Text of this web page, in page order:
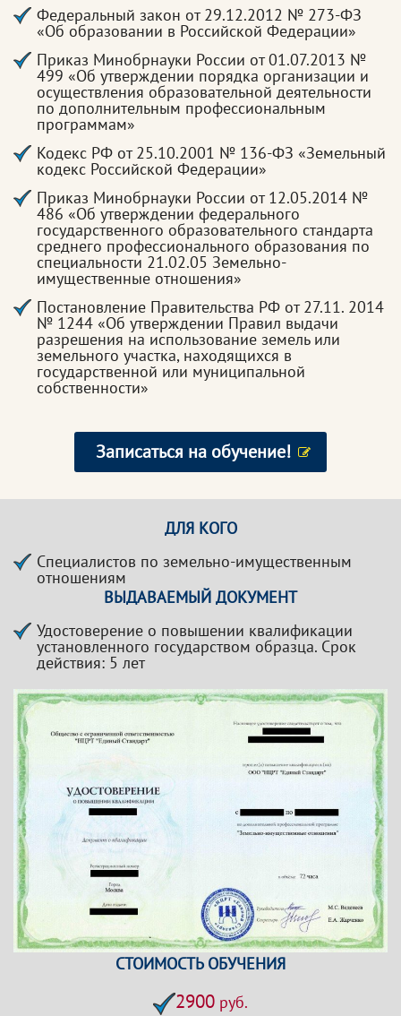
Федеральный закон от 29.12.2012 № 273-ФЗ
«Об образовании в Российской Федерации»
Приказ Минобрнауки России от 01.07.2013 №
499 «Об утверждении порядка организации и
осуществления образовательной деятельности
по дополнительным профессиональным
программам»
Кодекс РФ от 25.10.2001 № 136-ФЗ «Земельный
кодекс Российской Федерации»
Приказ Минобрнауки России от 12.05.2014 №
486 «Об утверждении федерального
государственного образовательного стандарта
среднего профессионального образования по
специальности 21.02.05 Земельно-
имущественные отношения»
Постановление Правительства РФ от 27.11. 2014
№ 1244 «Об утверждении Правил выдачи
разрешения на использование земель или
земельного участка, находящихся в
государственной или муниципальной
собственности»
Записаться на обучение!
ДЛЯ КОГО
Специалистов по земельно-имущественным
отношениям
ВЫДАВАЕМЫЙ ДОКУМЕНТ
Удостоверение о повышении квалификации
установленного государством образца. Срок
действия: 5 лет
СТОИМОСТЬ ОБУЧЕНИЯ
2900 руб.